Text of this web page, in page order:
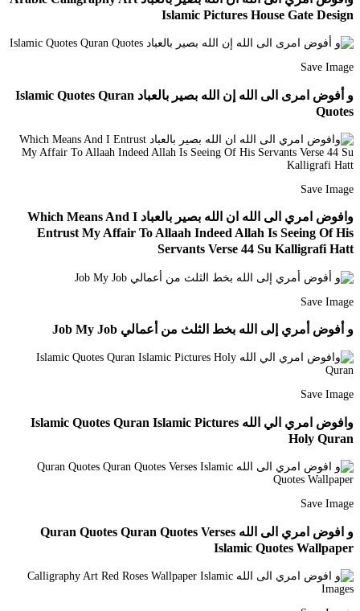
Islamic Pictures House Gate Design
Save Image
و أفوض امرى الى الله إن الله بصير بالعباد Islamic Quotes Quran
Quotes
Save Image
وافوض امري الى الله ان الله بصير بالعباد Which Means And I
Entrust My Affair To Allaah Indeed Allah Is Seeing Of His
Servants Verse 44 Su Kalligrafi Hatt
Save Image
و أفوض أمري إلى الله بخط الثلث من أعمالي Job My Job
Save Image
وافوض امري الي الله Islamic Quotes Quran Islamic Pictures
Holy Quran
Save Image
و افوض امري الى الله Quran Quotes Quran Quotes Verses
Islamic Quotes Wallpaper